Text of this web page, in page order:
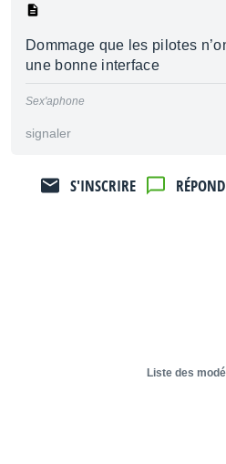
Dommage que les pilotes
une bonne interface
Sex'aphone
signaler
S'INSCRIRE
Liste des